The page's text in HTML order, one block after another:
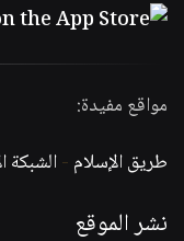
مواقع مفيدة:
طريق الإسلام -الشبكة
نشر الموقع